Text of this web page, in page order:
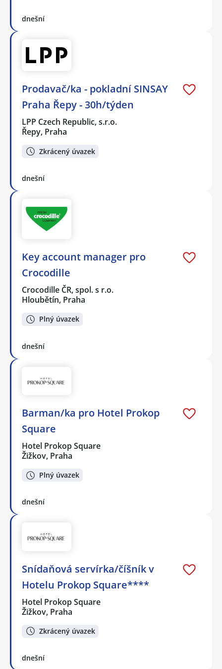
dnešní
Prodavač/ka - pokladní SINSAY
Praha Řepy - 30h/týden
LPP Czech Republic, s.r.o.
Řepy, Praha
Zkrácený úvazek
dnešní
Key account manager pro
Crocodille
Crocodille ČR, spol. s r.o.
Hloubětín, Praha
Plný úvazek
dnešní
Barman/ka pro Hotel Prokop
Square
Hotel Prokop Square
Žižkov, Praha
Plný úvazek
dnešní
Snídaňová servírka/číšník v
Hotelu Prokop Square****
Hotel Prokop Square
Žižkov, Praha
Zkrácený úvazek
dnešní